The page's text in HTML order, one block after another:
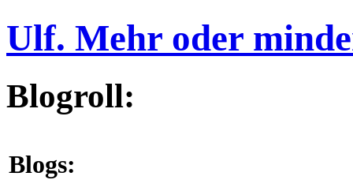
Ulf. Mehr oder
Blogroll:
Blogs: